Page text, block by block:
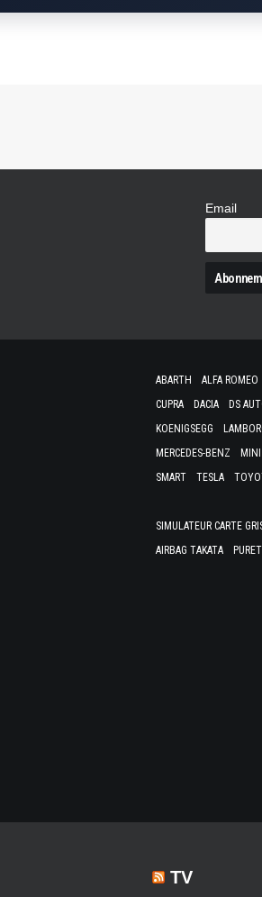
Email
ABARTH ALFA ROMEO
CUPRA
DACIA DS
KOENIGSEGG
MERCEDES-BENZ
MINI
SMART
TESLA
SIMULATEUR CARTE
AIRBAG TAKATA
TV